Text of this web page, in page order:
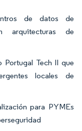
de datos de
arquitecturas de
Portugal Tech II que
locales de
para PYMEs